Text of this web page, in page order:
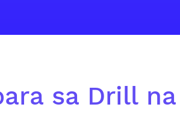
sa Drill